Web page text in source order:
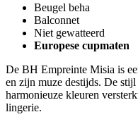
Beugel beha
Balconnet
Niet gewatteerd
Europese cupmaten
De BH Empreinte Misia is
en zijn muze destijds. De
harmonieuze kleuren
lingerie.